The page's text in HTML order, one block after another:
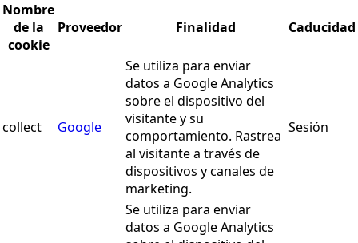
Nombre
de la
cookie
Proveedor Finalidad Caducidad
collect Google
Se utiliza para enviar
datos a Google Analytics
sobre el dispositivo del
visitante y su
comportamiento. Rastrea
al visitante a través de
dispositivos y canales de
marketing.
Sesión
Se utiliza para enviar
datos a Google Analytics